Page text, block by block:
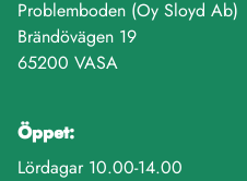
Problemboden (Oy Sloyd Ab)
Brändövägen 19
65200 VASA
Öppet:
Lördagar 10.00-14.00